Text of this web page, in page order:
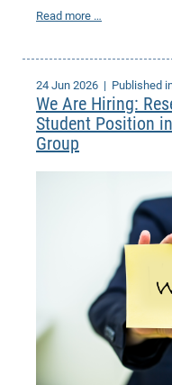
Read more …
24 Jun 2026 | Published
We Are Hiring:
Student Position
Group